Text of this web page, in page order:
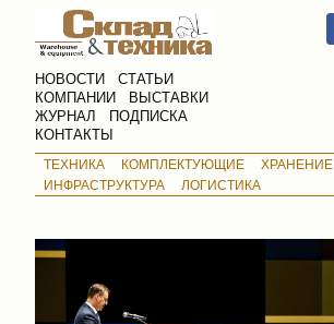
НОВОСТИ
СТАТЬИ
КОМПАНИИ
ВЫСТАВКИ
ЖУРНАЛ
ПОДПИСКА
КОНТАКТЫ
ТЕХНИКА КОМПЛЕКТУЮЩИЕ ХРАНЕНИЕ
ИНФРАСТРУКТУРА
ЛОГИСТИКА